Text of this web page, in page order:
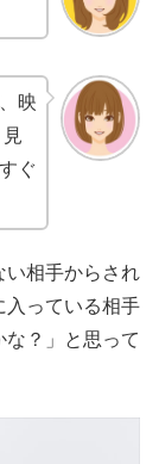
映
ぐ
い相手からされ
入っている相手
？」と思って